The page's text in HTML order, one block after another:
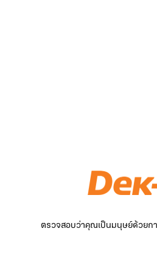
ตรวจสอบว่าคุณเป็นมนุษย์ด้วยกา